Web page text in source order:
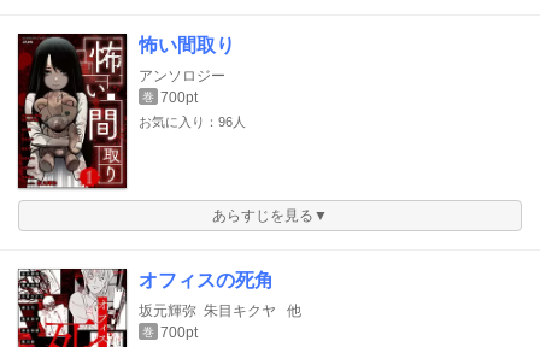
怖い間取り
アンソロジー
巻 700pt
お気に入り：96人
あらすじを見る▼
オフィスの死角
坂元輝弥 朱目キクヤ 他
巻 700pt